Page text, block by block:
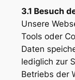
3.1 Besuch
Unsere
Tools oder
Daten
lediglich zur
Betriebs der